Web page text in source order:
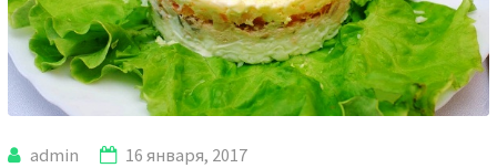
admin 16 января, 2017